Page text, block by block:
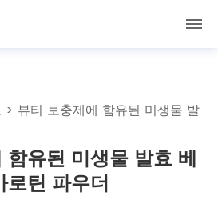
> 뷰티 보충제에 함유된 미생물 발
유된 미생물 발효 베
로틴 파우더